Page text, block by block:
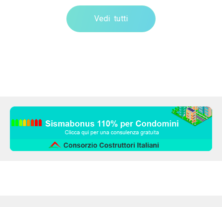
Vedi tutti